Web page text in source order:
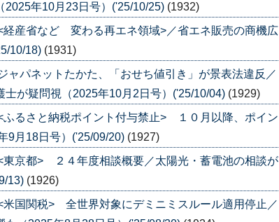
2025年10月23日号）('25/10/25) (1932)
産省など 変わる再エネ領域>／省エネ販売の商機広
10/18) (1931)
パネットたかた、「おせち値引き」が景表法違反／
士が疑問視（2025年10月2日号）('25/10/04) (1929)
るさと納税ポイント付与禁止> １０月以降、ポイン
9月18日号）('25/09/20) (1927)
京都> ２４年度相談概要／太陽光・蓄電池の相談が
13) (1926)
国関税> 全世界対象にデミニミスルール適用停止／